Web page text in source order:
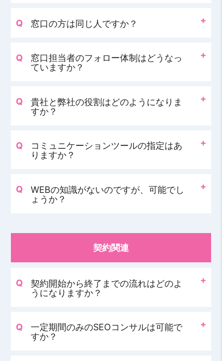
窓口の方は同じ人ですか？
窓口担当者のフォロー体制はどうなっ
ていますか？
貴社と弊社の役割はどのようになりま
すか？
コミュニケーションツールの指定はあ
りますか？
WEBの知識がないのですが、可能でし
ょうか？
契約関連
契約開始から終了までの流れはどのよ
うになりますか？
一定期間のみのSEOコンサルは可能で
すか？